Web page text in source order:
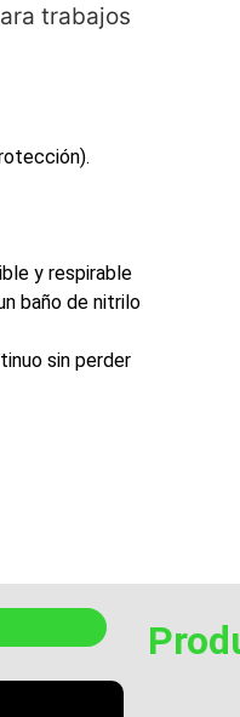
trabajos
y respirable
baño de nitrilo
sin perder